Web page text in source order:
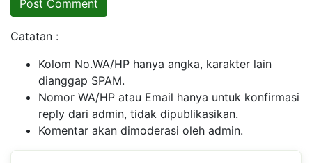
Catatan :
Kolom No.WA/HP hanya angka, karakter lain
dianggap SPAM.
Nomor WA/HP atau Email hanya untuk konfirmasi
reply dari admin, tidak dipublikasikan.
Komentar akan dimoderasi oleh admin.